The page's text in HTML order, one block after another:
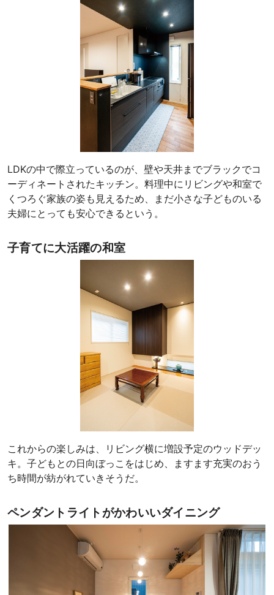
LDKの中で際立っているのが、壁や天井までブラックでコ
ーディネートされたキッチン。料理中にリビングや和室で
くつろぐ家族の姿も見えるため、まだ小さな子どものいる
夫婦にとっても安心できるという。
子育てに大活躍の和室
これからの楽しみは、リビング横に増設予定のウッドデッ
キ。子どもとの日向ぼっこをはじめ、ますます充実のおう
ち時間が紡がれていきそうだ。
ペンダントライトがかわいいダイニング